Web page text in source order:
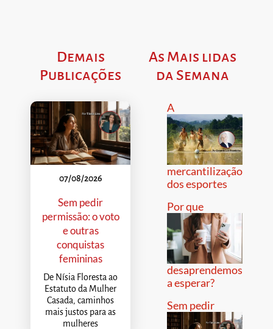
Demais
Publicações
07/08/2026
Sem pedir
permissão: o voto
e outras
conquistas
femininas
De Nísia Floresta ao
Estatuto da Mulher
Casada, caminhos
mais justos para as
mulheres
As Mais lidas
da Semana
A
mercantilização
dos esportes
Por que
desaprendemos
a esperar?
Sem pedir